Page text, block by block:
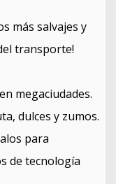
más salvajes y
transporte!
megaciudades.
dulces y zumos.
para
de tecnología